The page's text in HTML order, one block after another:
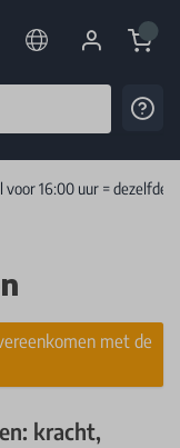
Cart
voor 16:00 uur = dezelfde
met de
kracht,